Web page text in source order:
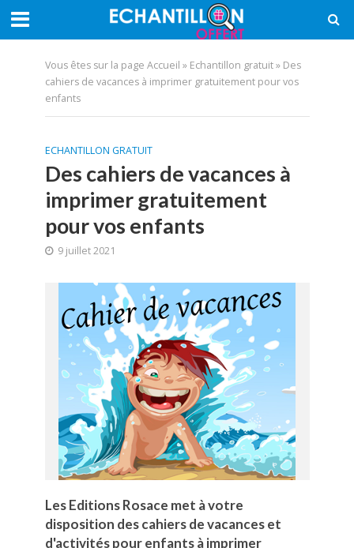
Vous êtes sur la page Accueil » Echantillon gratuit» Des
cahiers de vacances à imprimer gratuitement pour vos
enfants
ECHANTILLON GRATUIT
Des cahiers de vacances à
imprimer gratuitement
pour vos enfants
9 juillet 2021
Les Editions Rosace met à votre
disposition des cahiers de vacances et
d'activités pour enfants à imprimer